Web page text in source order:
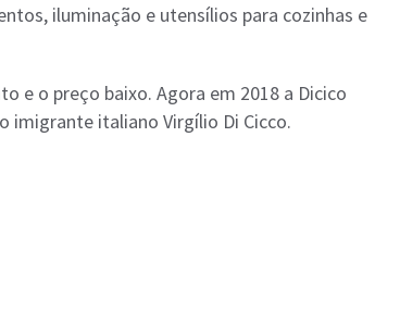
iluminação e utensílios para cozinhas e
e o preço baixo. Agora em 2018 a Dicico
imigrante italiano Virgílio Di Cicco.